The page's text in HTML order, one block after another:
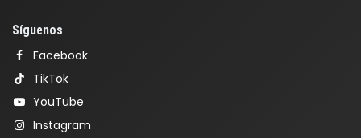
Síguenos
Facebook
TikTok
YouTube
Instagram